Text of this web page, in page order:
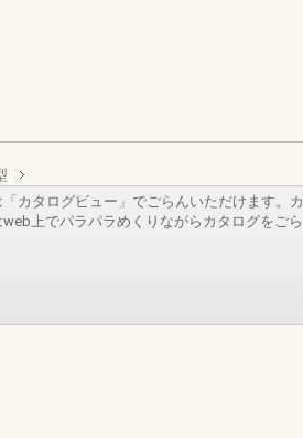
カタログビュー」でごらんいただけます。カ
上でパラパラめくりながらカタログをごら